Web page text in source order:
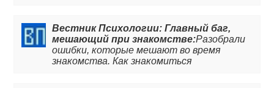
Вестник Психологии: Главный баг,
мешающий при знакомстве:Разобрали
ошибки, которые мешают во время
знакомства. Как знакомиться